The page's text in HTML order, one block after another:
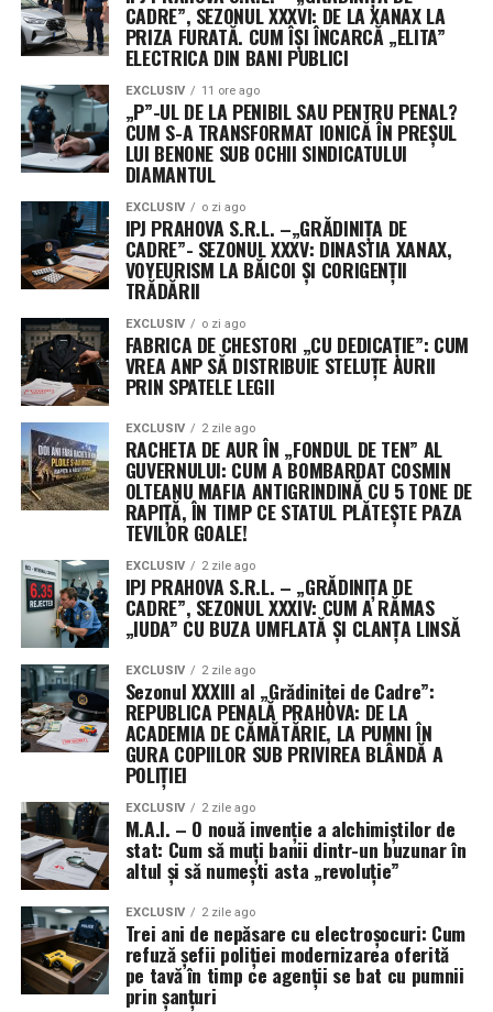
în California va dezvolta și opera o constelație de
„Flatellites” – un design revoluționar de sateliți plați,
optimizați pentru comunicare de mare bandă și latență
scăzută.
Aceste platforme orbitale vor fi transportate în spațiu
de noua rachetă Neutron, un lansator de clasă grea
programat pentru primul zbor spre finalul acestui an,
de la complexul din Wallops Island, Virginia. Designul
plat permite optimizarea spațiului în interiorul rachetei,
facilitând desfășurarea rapidă a unor rețele vaste de
senzori, esențiale pentru detectarea țintelor mobile în
timp real.
Misterul celui de-al treilea jucător: Securitatea
operațională ascunde identitatea unor contractori
cheie
Un aspect neobișnuit al acestui anunț este menținerea
sub anonimat a celui de-al treilea beneficiar al
contractului. Purtătorii de cuvânt ai comandamentului
au precizat că decizia este dictată strict de protocoalele
de securitate operațională (OPSEC), menite să protejeze
profilurile misiunilor sensibile și capacitățile specifice
dezvoltate.
Această practică a Pentagonului, de a ascunde detaliile
despre contractori și valorile exacte ale premiilor,
devine din ce în ce mai frecventă. Justificarea oficială
este nevoia de a preveni transferul de informații
strategice către puteri rivale precum China. Utilizarea
unor vehicule contractuale non-tradiționale permite
ocolirea cerințelor standard de raportare publică,
oferind armatei o mai mare libertate de mișcare, dar și
un grad sporit de discreție în cursa pentru supremație
tehnologică în spațiul cosmic.
CADRE”, SEZONUL XXXVI: DE LA XANAX LA
PRIZA FURATĂ. CUM ÎȘI ÎNCARCĂ „ELITA”
ELECTRICA DIN BANI PUBLICI
EXCLUSIV 11 ore ago
„P”-UL DE LA PENIBIL SAU PENTRU PENAL?
CUM S-A TRANSFORMAT IONICĂ ÎN PREȘUL
LUI BENONE SUB OCHII SINDICATULUI
DIAMANTUL
EXCLUSIV o zi ago
IPJ PRAHOVA S.R.L. –„GRĂDINIȚA DE
CADRE”- SEZONUL XXXV: DINASTIA XANAX,
VOYEURISM LA BĂICOI ȘI CORIGENȚII
TRĂDĂRII
EXCLUSIV o zi ago
FABRICA DE CHESTORI „CU DEDICAȚIE”: CUM
VREA ANP SĂ DISTRIBUIE STELUȚE AURII
PRIN SPATELE LEGII
EXCLUSIV 2 zile ago
RACHETA DE AUR ÎN „FONDUL DE TEN” AL
GUVERNULUI: CUM A BOMBARDAT COSMIN
OLTEANU MAFIA ANTIGRINDINĂ CU 5 TONE DE
RAPIȚĂ, ÎN TIMP CE STATUL PLĂTEȘTE PAZA
TEVILOR GOALE!
EXCLUSIV 2 zile ago
IPJ PRAHOVA S.R.L. – „GRĂDINIȚA DE
CADRE”, SEZONUL XXXIV: CUM A RĂMAS
„IUDA” CU BUZA UMFLATĂ ȘI CLANȚA LINSĂ
EXCLUSIV 2 zile ago
Sezonul XXXIII al „Grădiniței de Cadre”:
REPUBLICA PENALĂ PRAHOVA: DE LA
ACADEMIA DE CĂMĂTĂRIE, LA PUMNI ÎN
GURA COPIILOR SUB PRIVIREA BLÂNDĂ A
POLIȚIEI
EXCLUSIV 2 zile ago
M.A.I. – O nouă invenție a alchimiștilor de
stat: Cum să muți banii dintr-un buzunar în
altul și să numești asta „revoluție”
EXCLUSIV 2 zile ago
Trei ani de nepăsare cu electroșocuri: Cum
refuză șefii poliției modernizarea oferită
pe tavă în timp ce agenții se bat cu pumnii
prin șanțuri